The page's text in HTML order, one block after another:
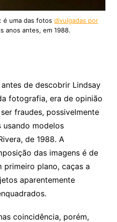
é uma das fotos divulgadas por
anos antes, em 1988.
de descobrir Lindsay
fotografia, era de opinião
fraudes, possivelmente
usando modelos
de 1988. A
das imagens é de
plano, caças a
aparentemente
coincidência, porém,